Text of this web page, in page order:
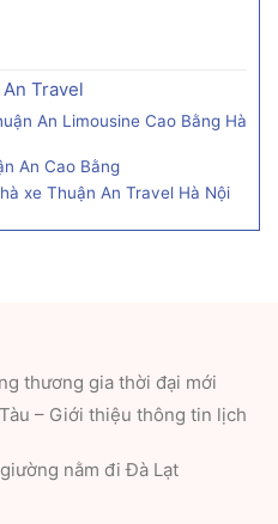
Travel
An Limousine Cao Bằng Hà
An Cao Bằng
xe Thuận An Travel Hà Nội
thương gia thời đại mới
– Giới thiệu thông tin lịch
nằm đi Đà Lạt